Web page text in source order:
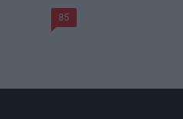
85